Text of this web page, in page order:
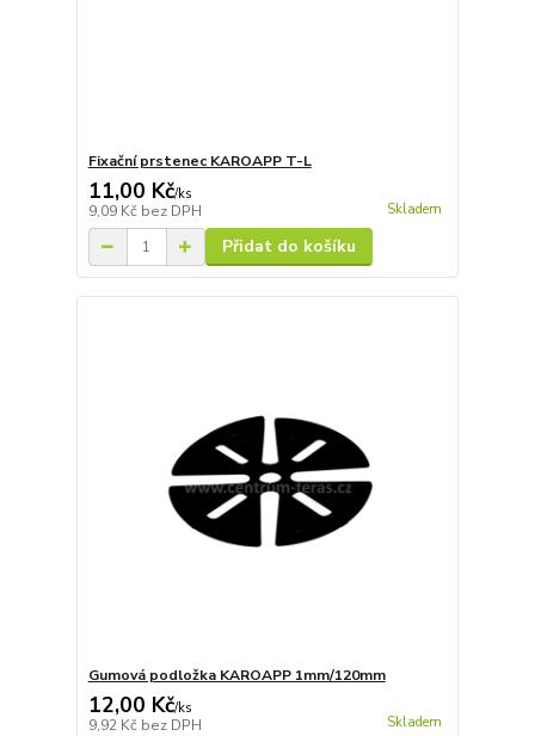
Fixační prstenec KAROAPP T-L
11,00 Kč/ks
9,09 Kč bez DPH Skladem
Přidat do košíku
Gumová podložka KAROAPP 1mm/120mm
12,00 Kč/ks
9,92 Kč bez DPH Skladem